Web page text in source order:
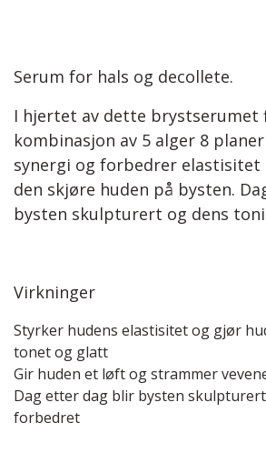
Serum for hals og decollete.
I hjertet av dette brystserumet
kombinasjon av 5 alger 8
synergi og forbedrer elastisitet
den skjøre huden på bysten.
bysten skulpturert og dens
Virkninger
Styrker hudens elastisitet og gjør
tonet og glatt
Gir huden et løft og strammer
Dag etter dag blir bysten
forbedret